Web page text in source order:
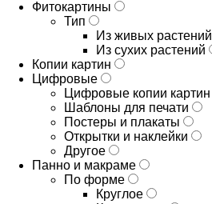
Фитокартины
Тип
Из живых растений
Из сухих растений
Копии картин
Цифровые
Цифровые копии картин
Шаблоны для печати
Постеры и плакаты
Открытки и наклейки
Другое
Панно и макраме
По форме
Круглое